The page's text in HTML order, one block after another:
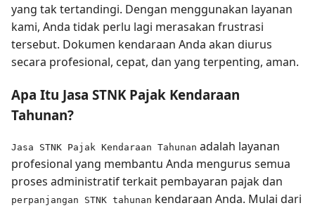
yang tak tertandingi. Dengan menggunakan layanan
kami, Anda tidak perlu lagi merasakan frustrasi
tersebut. Dokumen kendaraan Anda akan diurus
secara profesional, cepat, dan yang terpenting, aman.
Apa Itu Jasa STNK Pajak Kendaraan
Tahunan?
Jasa STNK Pajak Kendaraan Tahunan adalah layanan
profesional yang membantu Anda mengurus semua
proses administratif terkait pembayaran pajak dan
perpanjangan STNK tahunan kendaraan Anda. Mulai dari